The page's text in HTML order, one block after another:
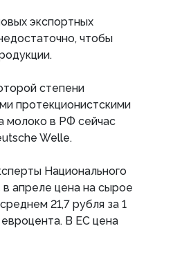
экспортных
чтобы
степени
протекционистскими
молоко в РФ сейчас
Welle.
Национального
апреле цена на сырое
21,7 рубля за 1
евроцента. В ЕС цена